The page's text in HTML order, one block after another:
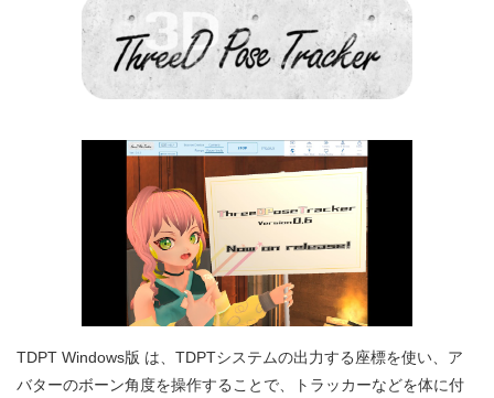
TDPT Windows版 は、TDPTシステムの出力する座標を使い、ア
バターのボーン角度を操作することで、トラッカーなどを体に付